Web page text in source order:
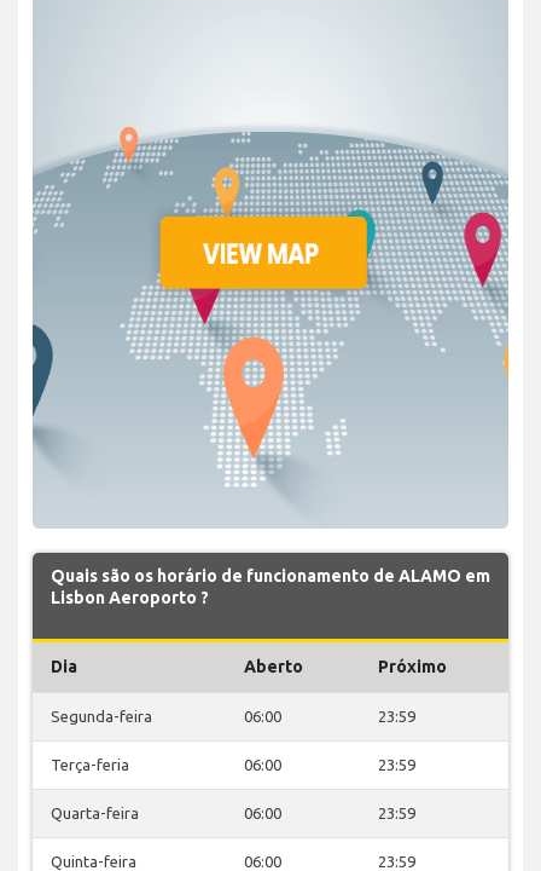
Quais são os horário de funcionamento de ALAMO em
Lisbon Aeroporto ?
Dia Aberto Próximo
Segunda-feira 06:00 23:59
Terça-feria 06:00 23:59
Quarta-feira 06:00 23:59
Quinta-feira 06:00 23:59